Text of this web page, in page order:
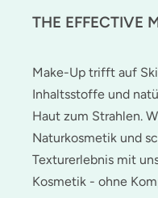
THE EFFECTIVE
Make-Up trifft auf
Inhaltsstoffe und
Haut zum Strahlen.
Naturkosmetik und
Texturerlebnis mit
Kosmetik - ohne